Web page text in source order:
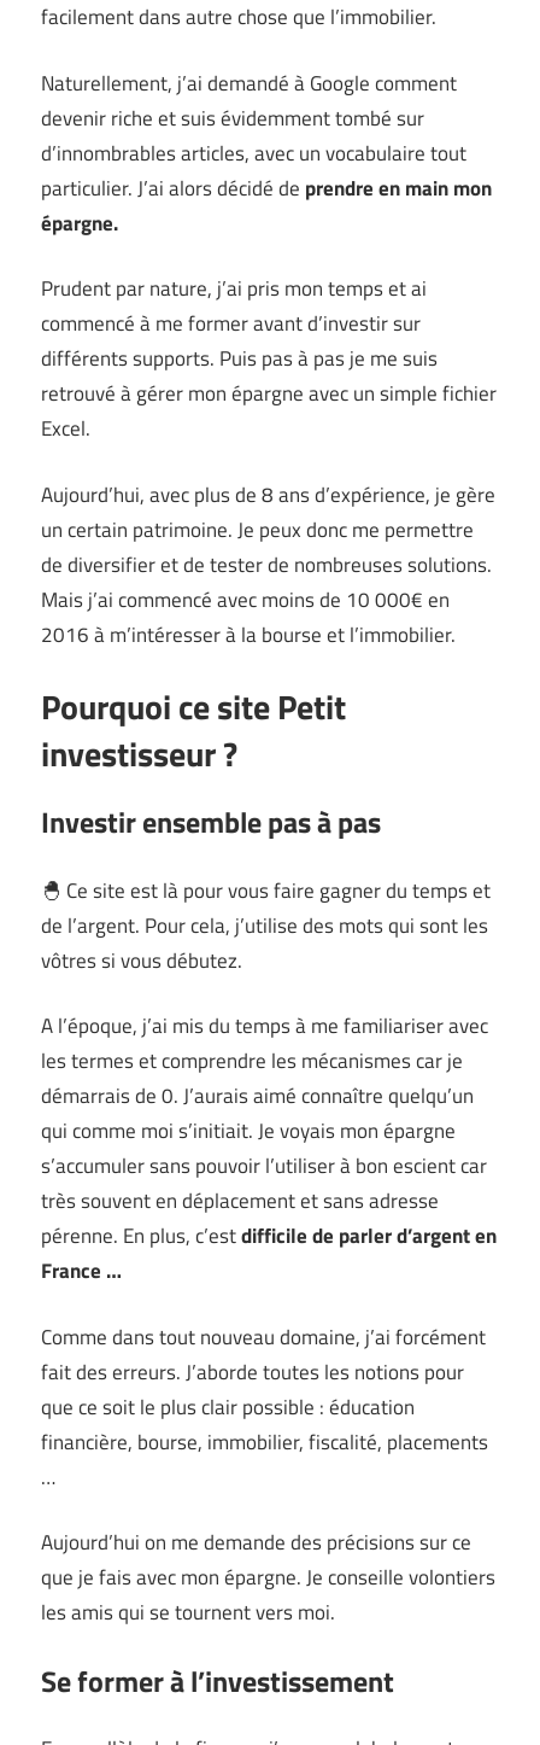
facilement dans autre chose que l’immobilier.
Naturellement, j’ai demandé à Google comment
devenir riche et suis évidemment tombé sur
d’innombrables articles, avec un vocabulaire tout
particulier. J’ai alors décidé de prendre en main mon
épargne.
Prudent par nature, j’ai pris mon temps et ai
commencé à me former avant d’investir sur
différents supports. Puis pas à pas je me suis
retrouvé à gérer mon épargne avec un simple fichier
Excel.
Aujourd’hui, avec plus de 8 ans d’expérience, je gère
un certain patrimoine. Je peux donc me permettre
de diversifier et de tester de nombreuses solutions.
Mais j’ai commencé avec moins de 10 000€ en
2016 à m’intéresser à la bourse et l’immobilier.
Pourquoi ce site Petit
investisseur ?
Investir ensemble pas à pas
🐣 Ce site est là pour vous faire gagner du temps et
de l’argent. Pour cela, j’utilise des mots qui sont les
vôtres si vous débutez.
A l’époque, j’ai mis du temps à me familiariser avec
les termes et comprendre les mécanismes car je
démarrais de 0. J’aurais aimé connaître quelqu’un
qui comme moi s’initiait. Je voyais mon épargne
s’accumuler sans pouvoir l’utiliser à bon escient car
très souvent en déplacement et sans adresse
pérenne. En plus, c’estdifficile de parler d’argent en
France …
Comme dans tout nouveau domaine, j’ai forcément
fait des erreurs. J’aborde toutes les notions pour
que ce soit le plus clair possible : éducation
financière, bourse, immobilier, fiscalité, placements
…
Aujourd’hui on me demande des précisions sur ce
que je fais avec mon épargne. Je conseille volontiers
les amis qui se tournent vers moi.
Se former à l’investissement